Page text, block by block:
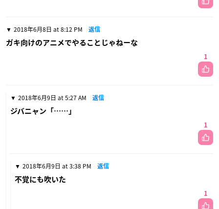
2018年6月8日 at 8:12 PM 返信
ガキ向けのアニメでやることじゃねーな
1
2018年6月9日 at 5:27 AM 返信
ジバニャン「……」
1
2018年6月9日 at 3:38 PM 返信
不覚にも吹いた
1